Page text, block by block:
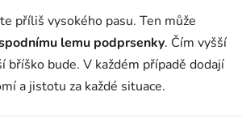
příliš vysokého pasu. Ten může
lemu podprsenky. Čím vyšší
bříško bude. V každém případě dodají
a jistotu za každé situace.